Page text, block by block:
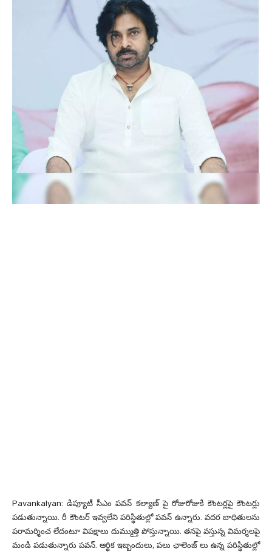
Pavankalyan: డిప్యూటీ సీఎం పవన్ కల్యాణ్ పై రోజురోజుకి కౌంటర్లపై కౌంటర్లు
పడుతున్నాయి. రీ కౌంటర్ ఇవ్వలేని పరిస్థితుల్లో పవన్ ఉన్నారు. వదర బాధితులను
పరామర్శించ లేదంటూ విపక్షాలు దుమ్ముత్తి పోస్తున్నాయి. తనపై వస్తున్న విమర్శలపై
మండి పడుతున్నారు పవన్. ఆర్థిక ఇబ్బందులు, పలు ఛాలెంజ్ లు ఉన్న పరిస్థితుల్లో